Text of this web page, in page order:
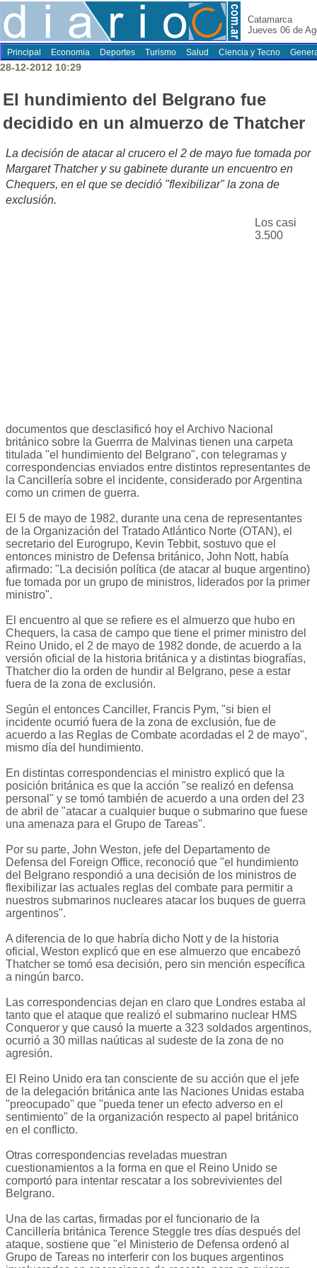
Catamarca
Jueves 06 de
Principal Economia Deportes Turismo Salud Ciencia y Tecno
28-12-2012 10:29
El hundimiento del Belgrano fue
decidido en un almuerzo de Thatcher
La decisión de atacar al crucero el 2 de mayo fue tomada por
Margaret Thatcher y su gabinete durante un encuentro en
Chequers, en el que se decidió "flexibilizar" la zona de
exclusión.
Los casi
3.500
documentos que desclasificó hoy el Archivo Nacional
británico sobre la Guerrra de Malvinas tienen una carpeta
titulada "el hundimiento del Belgrano", con telegramas y
correspondencias enviados entre distintos representantes de
la Cancillería sobre el incidente, considerado por Argentina
como un crimen de guerra.
El 5 de mayo de 1982, durante una cena de representantes
de la Organización del Tratado Atlántico Norte (OTAN), el
secretario del Eurogrupo, Kevin Tebbit, sostuvo que el
entonces ministro de Defensa británico, John Nott, había
afirmado: "La decisión política (de atacar al buque argentino)
fue tomada por un grupo de ministros, liderados por la primer
ministro".
El encuentro al que se refiere es el almuerzo que hubo en
Chequers, la casa de campo que tiene el primer ministro del
Reino Unido, el 2 de mayo de 1982 donde, de acuerdo a la
versión oficial de la historia británica y a distintas biografías,
Thatcher dio la orden de hundir al Belgrano, pese a estar
fuera de la zona de exclusión.
Según el entonces Canciller, Francis Pym, "si bien el
incidente ocurrió fuera de la zona de exclusión, fue de
acuerdo a las Reglas de Combate acordadas el 2 de mayo",
mismo día del hundimiento.
En distintas correspondencias el ministro explicó que la
posición británica es que la acción "se realizó en defensa
personal" y se tomó también de acuerdo a una orden del 23
de abril de "atacar a cualquier buque o submarino que fuese
una amenaza para el Grupo de Tareas".
Por su parte, John Weston, jefe del Departamento de
Defensa del Foreign Office, reconoció que "el hundimiento
del Belgrano respondió a una decisión de los ministros de
flexibilizar las actuales reglas del combate para permitir a
nuestros submarinos nucleares atacar los buques de guerra
argentinos".
A diferencia de lo que habría dicho Nott y de la historia
oficial, Weston explicó que en ese almuerzo que encabezó
Thatcher se tomó esa decisión, pero sin mención específica
a ningún barco.
Las correspondencias dejan en claro que Londres estaba al
tanto que el ataque que realizó el submarino nuclear HMS
Conqueror y que causó la muerte a 323 soldados argentinos,
ocurrió a 30 millas naúticas al sudeste de la zona de no
agresión.
El Reino Unido era tan consciente de su acción que el jefe
de la delegación británica ante las Naciones Unidas estaba
"preocupado" que "pueda tener un efecto adverso en el
sentimiento" de la organización respecto al papel británico
en el conflicto.
Otras correspondencias reveladas muestran
cuestionamientos a la forma en que el Reino Unido se
comportó para intentar rescatar a los sobrevivientes del
Belgrano.
Una de las cartas, firmadas por el funcionario de la
Cancillería británica Terence Steggle tres días después del
ataque, sostiene que "el Ministerio de Defensa ordenó al
Grupo de Tareas no interferir con los buques argentinos